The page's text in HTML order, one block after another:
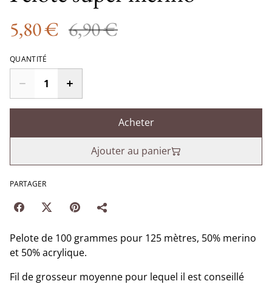
5,80 € 6,90 €
QUANTITÉ
Acheter
Ajouter au panier
PARTAGER
Pelote de 100 grammes pour 125 mètres, 50% merino
et 50% acrylique.
Fil de grosseur moyenne pour lequel il est conseillé